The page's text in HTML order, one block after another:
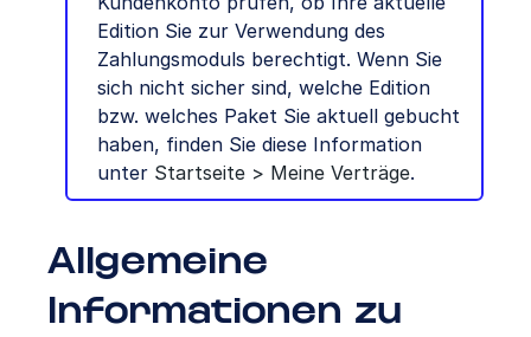
Edition Sie zur Verwendung des
Zahlungsmoduls berechtigt. Wenn Sie
sich nicht sicher sind, welche Edition
bzw. welches Paket Sie aktuell gebucht
haben, finden Sie diese Information
unter Startseite > Meine Verträge.
Allgemeine
Informationen zu